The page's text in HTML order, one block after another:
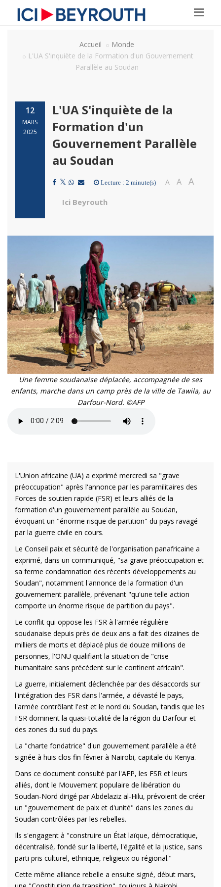
Accueil
Monde
L'UA S'inquiète de la Formation d'un Gouvernement
Parallèle au Soudan
12
MARS
2025
L'UA S'inquiète de la
Formation d'un
Gouvernement Parallèle
au Soudan
Lecture : 2 minute(s) A A A
Ici Beyrouth
Une femme soudanaise déplacée, accompagnée de ses
enfants, marche dans un camp près de la ville de Tawila, au
Darfour-Nord. ©AFP
L'Union africaine (UA) a exprimé mercredi sa "grave
préoccupation" après l'annonce par les paramilitaires des
Forces de soutien rapide (FSR) et leurs alliés de la
formation d'un gouvernement parallèle au Soudan,
évoquant un "énorme risque de partition" du pays ravagé
par la guerre civile en cours.
Le Conseil paix et sécurité de l'organisation panafricaine a
exprimé, dans un communiqué, "sa grave préoccupation et
sa ferme condamnation des récents développements au
Soudan", notamment l'annonce de la formation d'un
gouvernement parallèle, prévenant "qu'une telle action
comporte un énorme risque de partition du pays".
Le conflit qui oppose les FSR à l'armée régulière
soudanaise depuis près de deux ans a fait des dizaines de
milliers de morts et déplacé plus de douze millions de
personnes, l'ONU qualifiant la situation de "crise
humanitaire sans précédent sur le continent africain".
La guerre, initialement déclenchée par des désaccords sur
l'intégration des FSR dans l'armée, a dévasté le pays,
l'armée contrôlant l'est et le nord du Soudan, tandis que les
FSR dominent la quasi-totalité de la région du Darfour et
des zones du sud du pays.
La "charte fondatrice" d'un gouvernement parallèle a été
signée à huis clos fin février à Nairobi, capitale du Kenya.
Dans ce document consulté par l'AFP, les FSR et leurs
alliés, dont le Mouvement populaire de libération du
Soudan-Nord dirigé par Abdelaziz al-Hilu, prévoient de créer
un "gouvernement de paix et d'unité" dans les zones du
Soudan contrôlées par les rebelles.
Ils s'engagent à "construire un État laïque, démocratique,
décentralisé, fondé sur la liberté, l'égalité et la justice, sans
parti pris culturel, ethnique, religieux ou régional."
Cette même alliance rebelle a ensuite signé, début mars,